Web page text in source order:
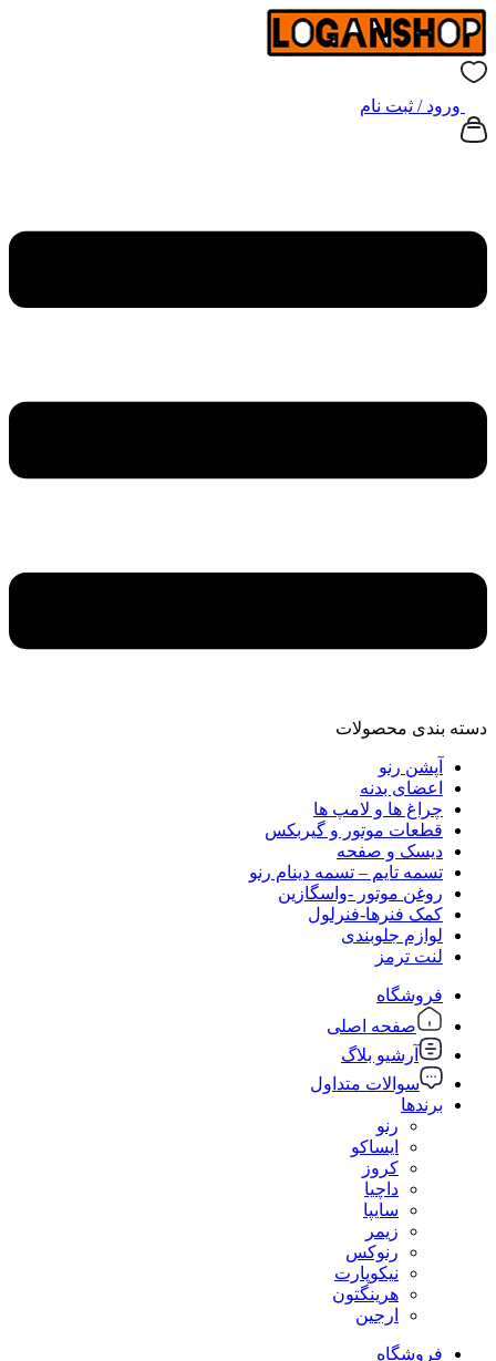
ورود / ثبت نام
دسته‌ بندی محصولات
آپشن رنو
اعضای بدنه
چراغ ها و لامپ ها
قطعات موتور و گیربکس
دیسک و صفحه
تسمه تایم – تسمه دینام رنو
روغن موتور -واسگازین
کمک فنرها-فنرلول
لوازم جلوبندی
لنت ترمز
فروشگاه
صفحه اصلی
آرشیو بلاگ
سوالات متداول
برندها
رنو
ایساکو
کروز
داچیا
سایپا
زیمر
رنوکس
نیکوپارت
هرینگتون
ارجین
فروشگاه